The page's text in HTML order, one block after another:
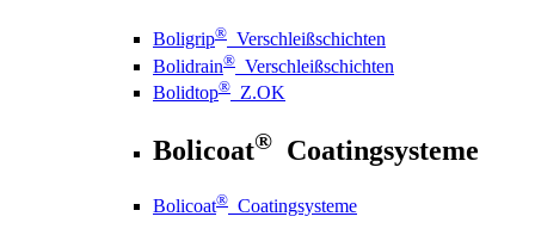
Boligrip® Verschleißschichten
Bolidrain® Verschleißschichten
Bolidtop® Z.OK
Bolicoat® Coatingsysteme
Bolicoat® Coatingsysteme